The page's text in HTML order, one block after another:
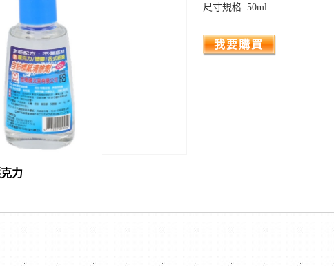
本公司保有是否接單出貨之權利。
尺寸規格: 50ml
我要購買
力